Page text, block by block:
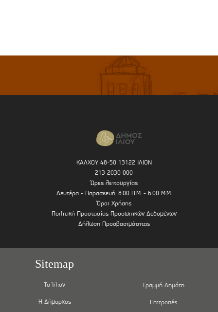
ΚΑΛΧΟΥ 48-50 13122 ΙΛΙΟΝ
213 2030 000
Ώρες λειτουργίας
Δευτέρα - Παρασκευή: 8.00 Π.Μ. - 6.00 Μ.Μ.
Όροι Χρήσης
Πολιτική Προστασίας Προσωπικών Δεδομένων
Δήλωση Προσβασιμότητας
Sitemap
Το Ίλιον
Η Δήμαρχος
Γραμμή Δημότη
Επιτροπές